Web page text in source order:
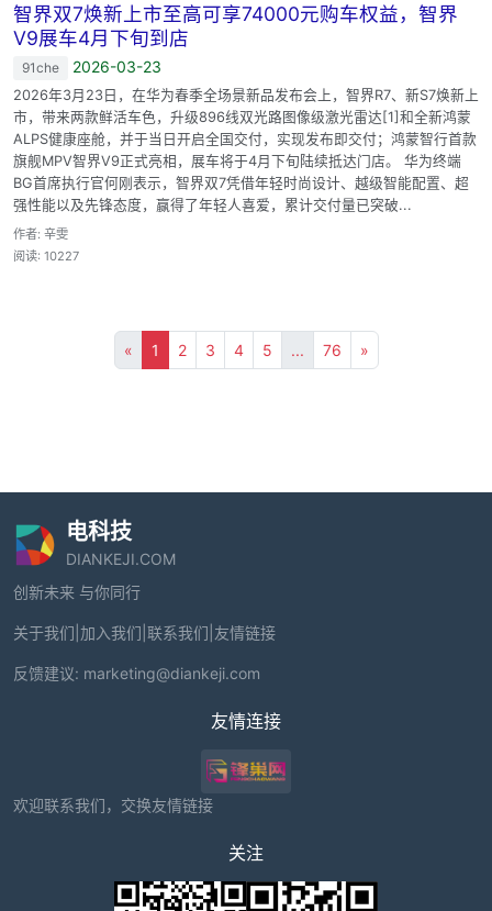
智界双7焕新上市至高可享74000元购车权益，智界
V9展车4月下旬到店
91che 2026-03-23
2026年3月23日，在华为春季全场景新品发布会上，智界R7、新S7焕新上
市，带来两款鲜活车色，升级896线双光路图像级激光雷达[1]和全新鸿蒙
ALPS健康座舱，并于当日开启全国交付，实现发布即交付；鸿蒙智行首款
旗舰MPV智界V9正式亮相，展车将于4月下旬陆续抵达门店。 华为终端
BG首席执行官何刚表示，智界双7凭借年轻时尚设计、越级智能配置、超
强性能以及先锋态度，赢得了年轻人喜爱，累计交付量已突破...
作者: 辛雯
阅读: 10227
« 1 2 3 4 5 ... 76 »
电科技
DIANKEJI.COM
创新未来 与你同行
关于我们 加入我们 联系我们 友情链接
反馈建议: marketing@diankeji.com
友情连接
欢迎联系我们，交换友情链接
关注